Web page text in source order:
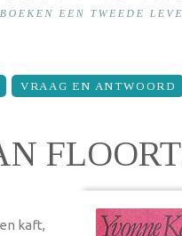
VRAAG EN ANTWOORD
kaft,